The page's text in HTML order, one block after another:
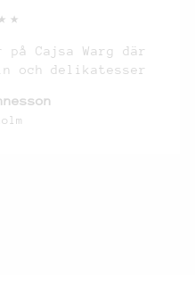
på Cajsa Warg där
och delikatesser